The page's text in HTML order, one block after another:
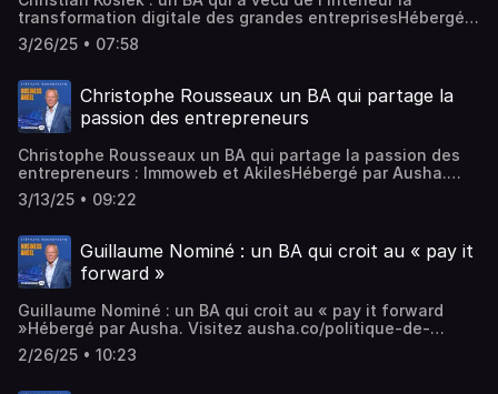
transformation digitale des grandes entreprisesHébergé
par Ausha. Visitez ausha.co/politique-de-confidentialite
pour plus d'informations.
3/26/25 • 07:58
Christophe Rousseaux un BA qui partage la
passion des entrepreneurs
Christophe Rousseaux un BA qui partage la passion des
entrepreneurs : Immoweb et AkilesHébergé par Ausha.
Visitez ausha.co/politique-de-confidentialite pour plus
d'informations.
3/13/25 • 09:22
Guillaume Nominé : un BA qui croit au « pay it
forward »
Guillaume Nominé : un BA qui croit au « pay it forward
»Hébergé par Ausha. Visitez ausha.co/politique-de-
confidentialite pour plus d'informations.
2/26/25 • 10:23